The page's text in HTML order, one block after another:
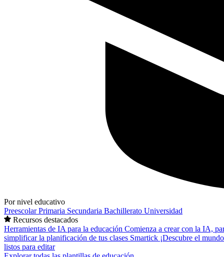
Por nivel educativo
PreescolarPrimaria Secundaria Bachillerato Universidad
Recursos destacados
Herramientas de IA para la educación Comienza a crear con la IA,
simplificar la planificación de tus clases Smartick ¡Descubre el
listos para editar